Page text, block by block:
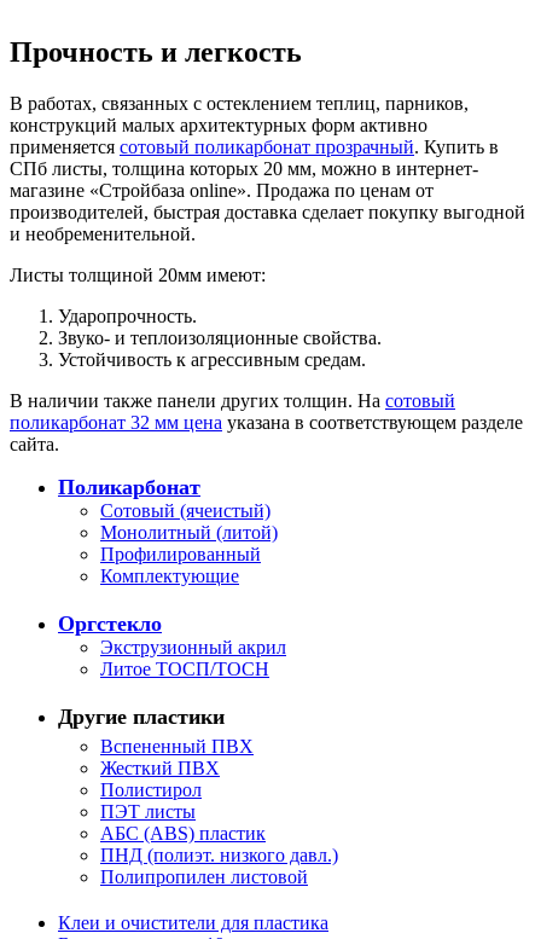
Прочность и легкость
В работах, связанных с остеклением теплиц, парников,
конструкций малых архитектурных форм активно
применяется сотовый поликарбонат прозрачный. Купить в
СПб листы, толщина которых 20 мм, можно в интернет-
магазине «Стройбаза online». Продажа по ценам от
производителей, быстрая доставка сделает покупку выгодной
и необременительной.
Листы толщиной 20мм имеют:
Ударопрочность.
Звуко- и теплоизоляционные свойства.
Устойчивость к агрессивным средам.
В наличии также панели других толщин. На сотовый
поликарбонат 32 мм цена указана в соответствующем разделе
сайта.
Поликарбонат
Сотовый (ячеистый)
Монолитный (литой)
Профилированный
Комплектующие
Оргстекло
Экструзионный акрил
Литое ТОСП/ТОСН
Другие пластики
Вспененный ПВХ
Жесткий ПВХ
Полистирол
ПЭТ листы
АБС (ABS) пластик
ПНД (полиэт. низкого давл.)
Полипропилен листовой
Клеи и очистители для пластика